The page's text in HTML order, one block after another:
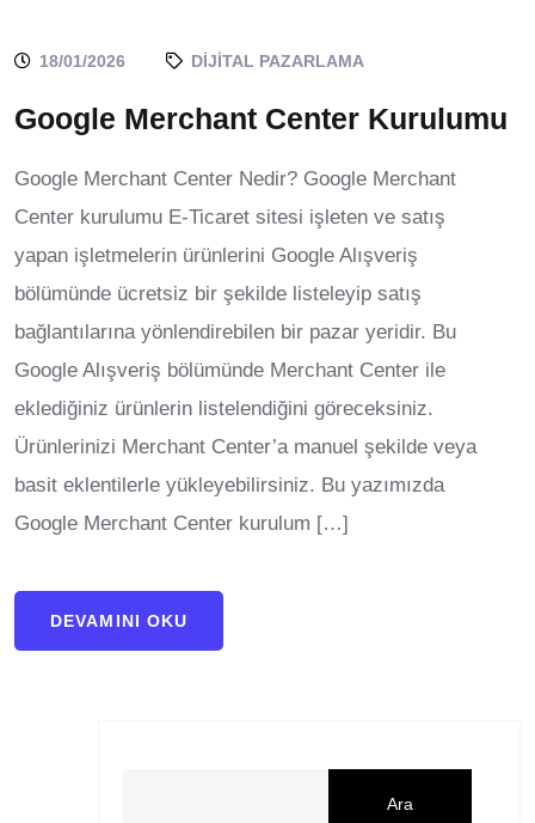
18/01/2026 DIJITAL PAZARLAMA
Google Merchant Center Kurulumu
Google Merchant Center Nedir? Google Merchant
Center kurulumu E-Ticaret sitesi işleten ve satış
yapan işletmelerin ürünlerini Google Alışveriş
bölümünde ücretsiz bir şekilde listeleyip satış
bağlantılarına yönlendirebilen bir pazar yeridir. Bu
Google Alışveriş bölümünde Merchant Center ile
eklediğiniz ürünlerin listelendiğini göreceksiniz.
Ürünlerinizi Merchant Center’a manuel şekilde veya
basit eklentilerle yükleyebilirsiniz. Bu yazımızda
Google Merchant Center kurulum […]
DEVAMINI OKU
Ara